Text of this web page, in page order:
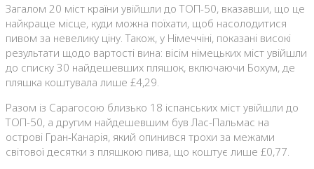
Загалом 20 міст країни увійшли до ТОП-50, вказавши, що це
найкраще місце, куди можна поїхати, щоб насолодитися
пивом за невелику ціну. Також, у Німеччіні, показані високі
результати щодо вартості вина: вісім німецьких міст увійшли
до списку 30 найдешевших пляшок, включаючи Бохум, де
пляшка коштувала лише £4,29.
Разом із Сарагосою близько 18 іспанських міст увійшли до
ТОП-50, а другим найдешевшим був Лас-Пальмас на
острові Гран-Канарія, який опинився трохи за межами
світової десятки з пляшкою пива, що коштує лише £0,77.